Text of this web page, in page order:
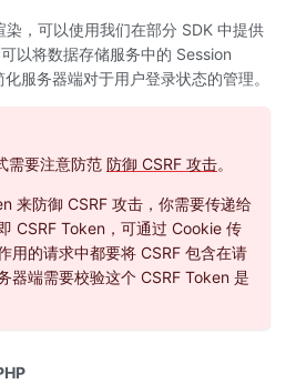
，可以使用我们在部分 SDK 中提供
以将数据存储服务中的 Session
服务器端对于用户登录状态的管理。
需要注意防范 防御 CSRF 攻击。
来防御 CSRF 攻击，你需要传递给
CSRF Token，可通过 Cookie 传
用的请求中都要将 CSRF 包含在请
器端需要校验这个 CSRF Token 是